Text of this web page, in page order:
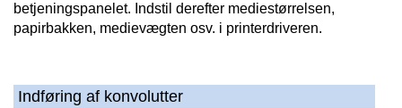
betjeningspanelet. Indstil derefter mediestørrelsen,
papirbakken, medievægten osv. i printerdriveren.
Indføring af konvolutter